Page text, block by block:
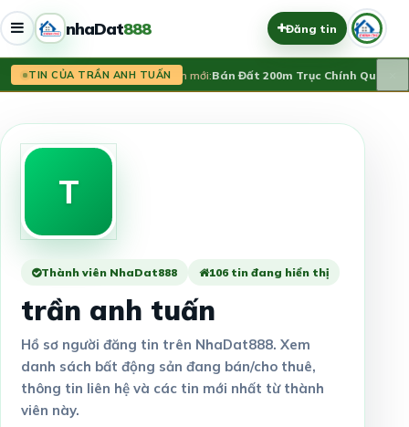
nhaDat888 Đăng tin
TIN CỦA TRẦN ANH TUẤNTin mới:Bán Đất 200m Trục Chính Quảng
T
Thành viên NhaDat888 106 tin đang hiển thị
trần anh tuấn
Hồ sơ người đăng tin trên NhaDat888. Xem
danh sách bất động sản đang bán/cho thuê,
thông tin liên hệ và các tin mới nhất từ thành
viên này.